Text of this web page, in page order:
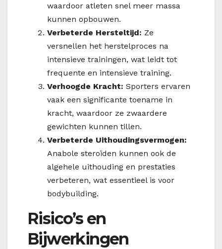
waardoor atleten snel meer massa
kunnen opbouwen.
Verbeterde Hersteltijd: Ze
versnellen het herstelproces na
intensieve trainingen, wat leidt tot
frequente en intensieve training.
Verhoogde Kracht: Sporters ervaren
vaak een significante toename in
kracht, waardoor ze zwaardere
gewichten kunnen tillen.
Verbeterde Uithoudingsvermogen:
Anabole steroïden kunnen ook de
algehele uithouding en prestaties
verbeteren, wat essentieel is voor
bodybuilding.
Risico’s en
Bijwerkingen